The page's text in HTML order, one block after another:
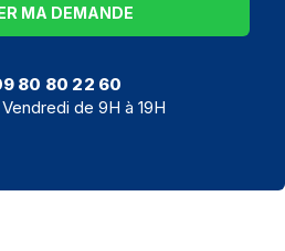
MA DEMANDE
80 80 22 60
de 9H à 19H